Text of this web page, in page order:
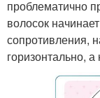
проблематично
волосок
сопротивления,
горизонтально,